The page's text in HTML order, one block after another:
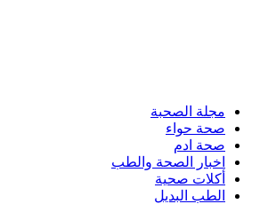
مجلة الصحبة
صحة حواء
صحة ادم
اخبار الصحة والطب
أكلات صحية
الطب البديل